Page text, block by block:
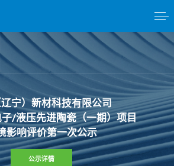
辽宁）新材科技有限公司
子/液压先进陶瓷（一期）项目
影响评价第一次公示
公示详情